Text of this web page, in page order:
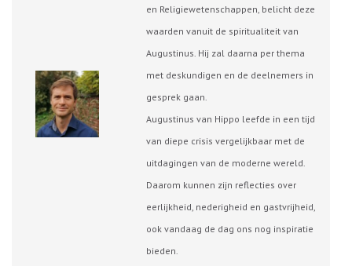
en Religiewetenschappen, belicht deze
waarden vanuit de spiritualiteit van
Augustinus. Hij zal daarna per thema
met deskundigen en de deelnemers in
gesprek gaan.
Augustinus van Hippo leefde in een tijd
van diepe crisis vergelijkbaar met de
uitdagingen van de moderne wereld.
Daarom kunnen zijn reflecties over
eerlijkheid, nederigheid en gastvrijheid,
ook vandaag de dag ons nog inspiratie
bieden.